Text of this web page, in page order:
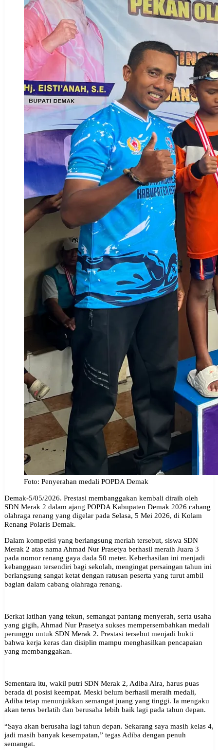
Foto: Penyerahan medali POPDA Demak
Demak-5/05/2026. Prestasi membanggakan kembali diraih oleh
SDN Merak 2 dalam ajang POPDA Kabupaten Demak 2026 cabang
olahraga renang yang digelar pada Selasa, 5 Mei 2026, di Kolam
Renang Polaris Demak.
Dalam kompetisi yang berlangsung meriah tersebut, siswa SDN
Merak 2 atas nama Ahmad Nur Prasetya berhasil meraih Juara 3
pada nomor renang gaya dada 50 meter. Keberhasilan ini menjadi
kebanggaan tersendiri bagi sekolah, mengingat persaingan tahun ini
berlangsung sangat ketat dengan ratusan peserta yang turut ambil
bagian dalam cabang olahraga renang.
Berkat latihan yang tekun, semangat pantang menyerah, serta usaha
yang gigih, Ahmad Nur Prasetya sukses mempersembahkan medali
perunggu untuk SDN Merak 2. Prestasi tersebut menjadi bukti
bahwa kerja keras dan disiplin mampu menghasilkan pencapaian
yang membanggakan.
Sementara itu, wakil putri SDN Merak 2, Adiba Aira, harus puas
berada di posisi keempat. Meski belum berhasil meraih medali,
Adiba tetap menunjukkan semangat juang yang tinggi. Ia mengaku
akan terus berlatih dan berusaha lebih baik lagi pada tahun depan.
“Saya akan berusaha lagi tahun depan. Sekarang saya masih kelas 4,
jadi masih banyak kesempatan,” tegas Adiba dengan penuh
semangat.